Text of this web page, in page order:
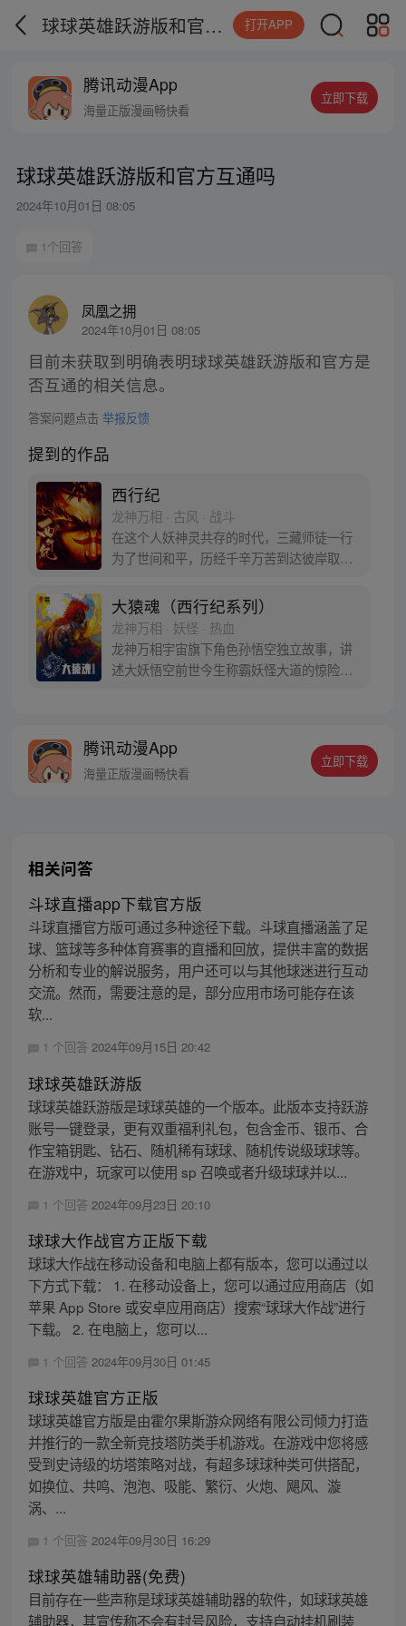
球球英雄跃游版和官方互通吗 打开APP
腾讯动漫App
海量正版漫画畅快看
立即下载
球球英雄跃游版和官方互通吗
2024年10月01日 08:05
1个回答
凤凰之拥
2024年10月01日 08:05
目前未获取到明确表明球球英雄跃游版和官方是
否互通的相关信息。
答案问题点击 举报反馈
提到的作品
西行纪
龙神万相 · 古风 · 战斗
在这个人妖神灵共存的时代，三藏师徒一行
为了世间和平，历经千辛万苦到达彼岸取
变得美好….随着阴谋慢慢揭露，暗魂四起,
为了让“永恒之火”重新归位，小狼妖白狼不
辞万难，找到唐三藏大法师，和他一起重新
寻回徒弟们，组成全新“西行小队”，再度踏
上西行之旅……
大猿魂（西行纪系列）
龙神万相 · 妖怪 · 热血
龙神万相宇宙旗下角色孙悟空独立故事，讲
述大妖悟空前世今生称霸妖怪大道的惊险历
人…六十年后，他再次破石而出，背负着守
护族人的希望和信念打败了妖怪大道的霸
腾讯动漫App
海量正版漫画畅快看
立即下载
相关问答
斗球直播app下载官方版
斗球直播官方版可通过多种途径下载。斗球直播涵盖了足
球、篮球等多种体育赛事的直播和回放，提供丰富的数据
分析和专业的解说服务，用户还可以与其他球迷进行互动
交流。然而，需要注意的是，部分应用市场可能存在该
软...
1 个回答 2024年09月15日 20:42
球球英雄跃游版
球球英雄跃游版是球球英雄的一个版本。此版本支持跃游
账号一键登录，更有双重福利礼包，包含金币、银币、合
作宝箱钥匙、钻石、随机稀有球球、随机传说级球球等。
在游戏中，玩家可以使用 sp 召唤或者升级球球并以...
1 个回答 2024年09月23日 20:10
球球大作战官方正版下载
球球大作战在移动设备和电脑上都有版本，您可以通过以
下方式下载： 1. 在移动设备上，您可以通过应用商店（如
苹果 App Store 或安卓应用商店）搜索“球球大作战”进行
下载。 2. 在电脑上，您可以...
1 个回答 2024年09月30日 01:45
球球英雄官方正版
球球英雄官方版是由霍尔果斯游众网络有限公司倾力打造
并推行的一款全新竞技塔防类手机游戏。在游戏中您将感
受到史诗级的坊塔策略对战，有超多球球种类可供搭配，
如换位、共鸣、泡泡、吸能、繁衍、火炮、飓风、漩
涡、...
1 个回答 2024年09月30日 16:29
球球英雄辅助器(免费)
目前存在一些声称是球球英雄辅助器的软件，如球球英雄
辅助器，其宣传称不会有封号风险，支持自动挂机刷装